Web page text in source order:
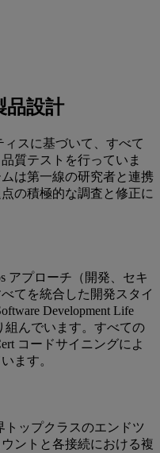
品設計
スに基づいて、すべて
質テストを行っていま
は第一線の研究者と連携
の積極的な調査と修正に
アプローチ（開発、セキ
てを統合した開発スタイ
Development Life
組んでいます。すべての
コードサイニングによ
ます。
トップクラスのエンドツ
ントと各接続における複